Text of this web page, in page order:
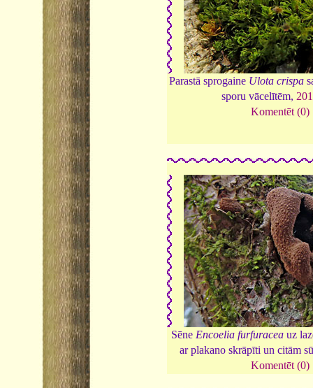
Parastā sprogaine Ulota crispa
sporu vācelītēm,
Komentēt (0)
Sēne Encoelia furfuracea uz
ar plakano skrāpīti un citām
Komentēt (0)